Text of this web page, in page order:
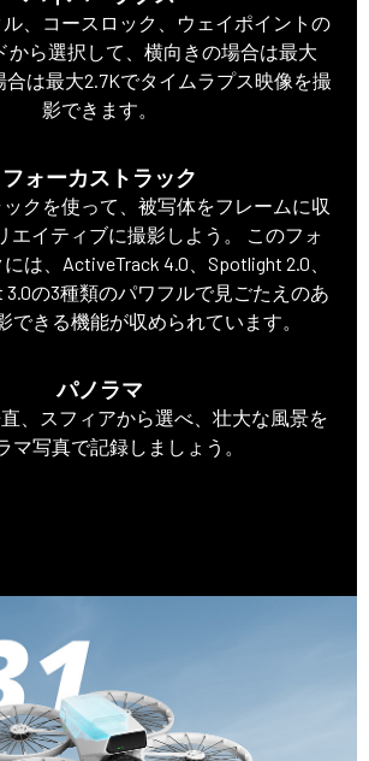
、コースロック、ウェイポイントの
から選択して、横向きの場合は最大
は最大2.7Kでタイムラプス映像を撮
影できます。
フォーカストラック
クを使って、被写体をフレームに収
エイティブに撮影しよう。 このフォ
は、ActiveTrack 4.0、Spotlight 2.0、
3.0の3種類のパワフルで見ごたえのあ
できる機能が収められています。
パノラマ
直、スフィアから選べ、壮大な風景を
マ写真で記録しましょう。